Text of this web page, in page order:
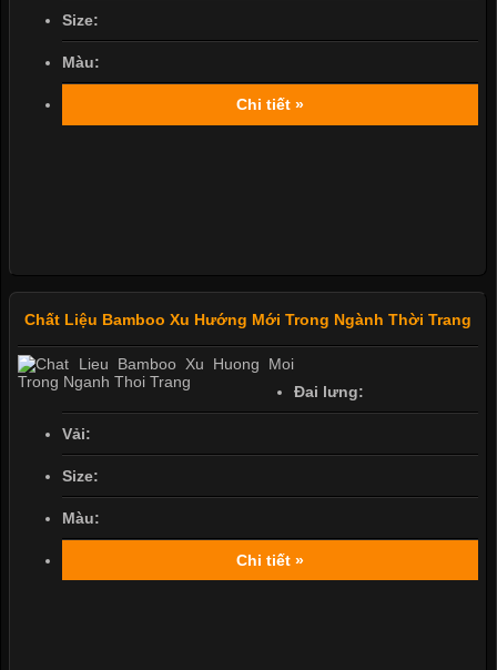
Size:
Màu:
Chi tiết »
Chất Liệu Bamboo Xu Hướng Mới Trong Ngành Thời Trang
Đai lưng:
Vải:
Size:
Màu:
Chi tiết »